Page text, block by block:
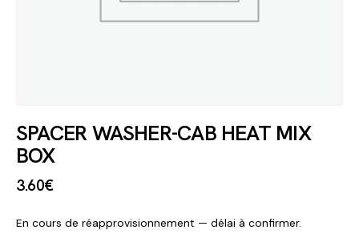
SPACER WASHER-CAB HEAT MIX
BOX
3.60€
En cours de réapprovisionnement — délai à confirmer.